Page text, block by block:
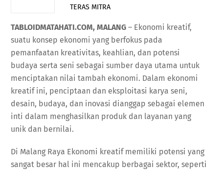
TERAS MITRA
TABLOIDMATAHATI.COM, MALANG – Ekonomi kreatif,
suatu konsep ekonomi yang berfokus pada
pemanfaatan kreativitas, keahlian, dan potensi
budaya serta seni sebagai sumber daya utama untuk
menciptakan nilai tambah ekonomi. Dalam ekonomi
kreatif ini, penciptaan dan eksploitasi karya seni,
desain, budaya, dan inovasi dianggap sebagai elemen
inti dalam menghasilkan produk dan layanan yang
unik dan bernilai.
Di Malang Raya Ekonomi kreatif memiliki potensi yang
sangat besar hal ini mencakup berbagai sektor, seperti